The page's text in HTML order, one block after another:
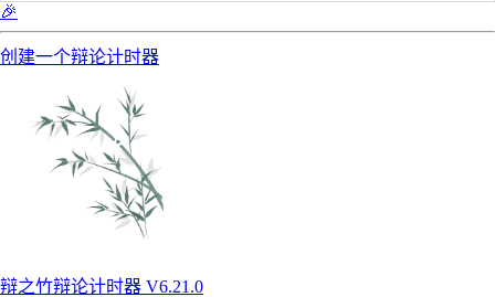
🎉
创建一个辩论计时器
辩之竹辩论计时器 V6.21.0